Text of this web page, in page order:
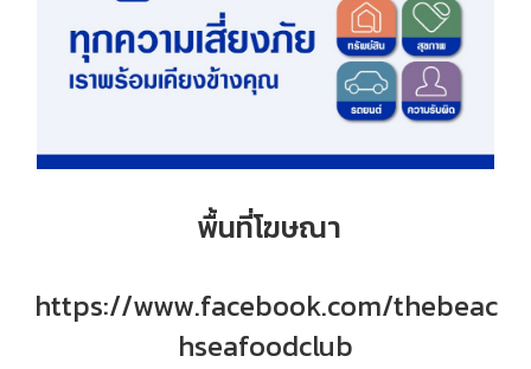
พื้นที่โฆษณา
https://www.facebook.com/thebeac
hseafoodclub